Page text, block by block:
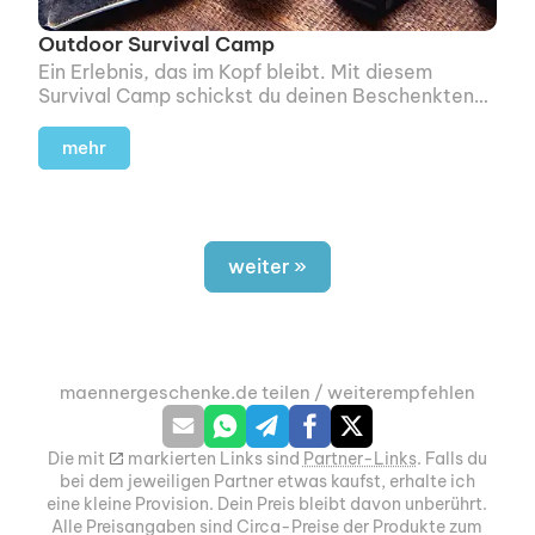
Outdoor Survival Camp
Ein Erlebnis, das im Kopf bleibt. Mit diesem
Survival Camp schickst du deinen Beschenkten
in die Wildnis.
mehr
weiter »
maennergeschenke.de teilen / weiterempfehlen
Die mit m markierten Links sind Partner-Links. Falls du
bei dem jeweiligen Partner etwas kaufst, erhalte ich
eine kleine Provision. Dein Preis bleibt davon unberührt.
Alle Preisangaben sind Circa-Preise der Produkte zum